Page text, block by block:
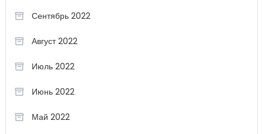
Сентябрь 2022
Август 2022
Июль 2022
Июнь 2022
Май 2022